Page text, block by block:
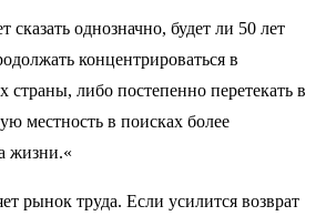
однозначно, будет ли 50 лет
концентрироваться в
страны, либо постепенно перетекать в
местность в поисках более
жизни.«
рынок труда. Если усилится возврат